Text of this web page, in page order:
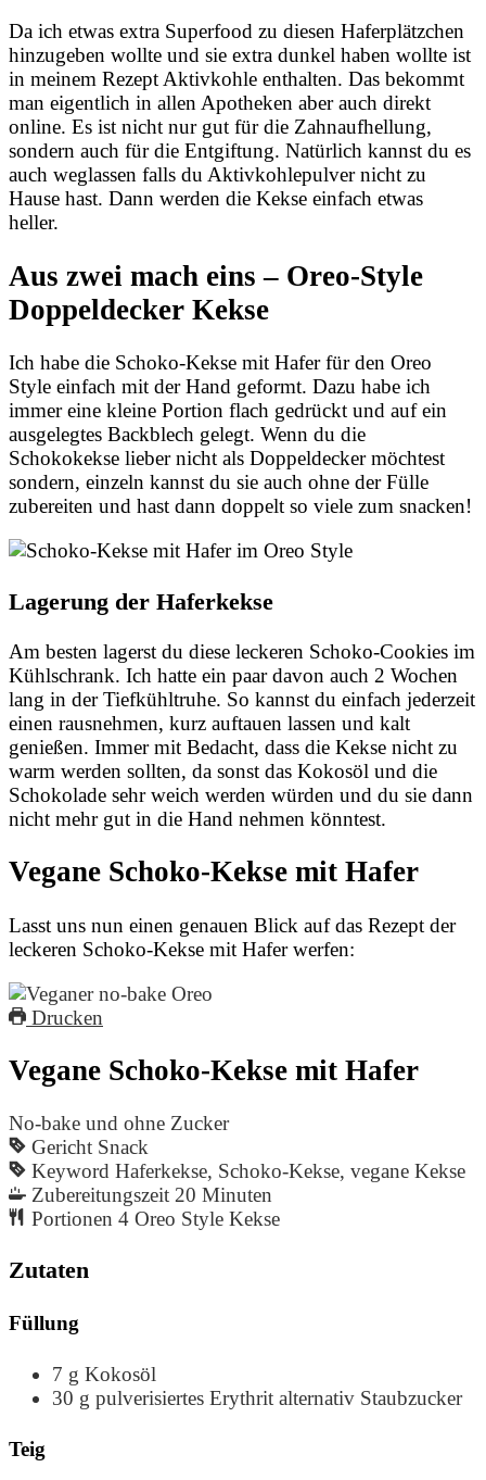
Da ich etwas extra Superfood zu diesen Haferplätzchen
hinzugeben wollte und sie extra dunkel haben wollte ist
in meinem Rezept Aktivkohle enthalten. Das bekommt
man eigentlich in allen Apotheken aber auch direkt
online. Es ist nicht nur gut für die Zahnaufhellung,
sondern auch für die Entgiftung. Natürlich kannst du es
auch weglassen falls du Aktivkohlepulver nicht zu
Hause hast. Dann werden die Kekse einfach etwas
heller.
Aus zwei mach eins – Oreo-Style
Doppeldecker Kekse
Ich habe die Schoko-Kekse mit Hafer für den Oreo
Style einfach mit der Hand geformt. Dazu habe ich
immer eine kleine Portion flach gedrückt und auf ein
ausgelegtes Backblech gelegt. Wenn du die
Schokokekse lieber nicht als Doppeldecker möchtest
sondern, einzeln kannst du sie auch ohne der Fülle
zubereiten und hast dann doppelt so viele zum snacken!
Lagerung der Haferkekse
Am besten lagerst du diese leckeren Schoko-Cookies im
Kühlschrank. Ich hatte ein paar davon auch 2 Wochen
lang in der Tiefkühltruhe. So kannst du einfach jederzeit
einen rausnehmen, kurz auftauen lassen und kalt
genießen. Immer mit Bedacht, dass die Kekse nicht zu
warm werden sollten, da sonst das Kokosöl und die
Schokolade sehr weich werden würden und du sie dann
nicht mehr gut in die Hand nehmen könntest.
Vegane Schoko-Kekse mit Hafer
Lasst uns nun einen genauen Blick auf das Rezept der
leckeren Schoko-Kekse mit Hafer werfen:
Drucken
Vegane Schoko-Kekse mit Hafer
No-bake und ohne Zucker
Gericht Snack
Keyword Haferkekse, Schoko-Kekse, vegane Kekse
Zubereitungszeit 20 Minuten
Portionen 4 Oreo Style Kekse
Zutaten
Füllung
7 g Kokosöl
30 g pulverisiertes Erythrit alternativ Staubzucker
Teig